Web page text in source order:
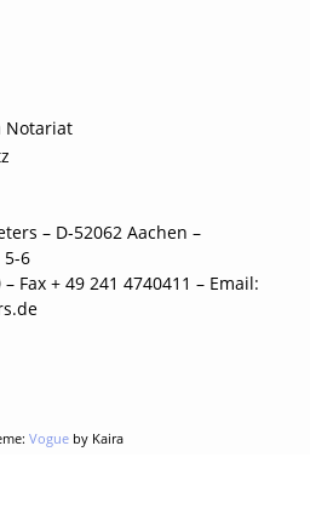
Notariat
– D-52062 Aachen –
6
Fax + 49 241 4740411 – Email:
Vogueby Kaira